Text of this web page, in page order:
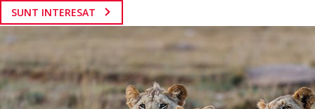
SUNT INTERESAT